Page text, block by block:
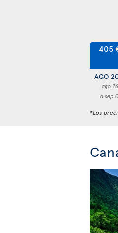
405
AGO
ago 26
a sep
*Los